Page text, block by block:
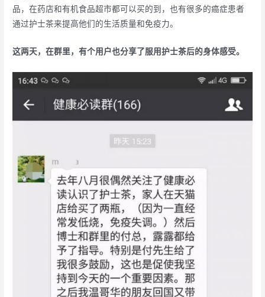
品，在药店和有机食品超市都可以买的到，也有很多的癌症患者
通过护士茶来提高他们的生活质量和免疫力。
这两天，在群里，有个用户也分享了服用护士茶后的身体感受。